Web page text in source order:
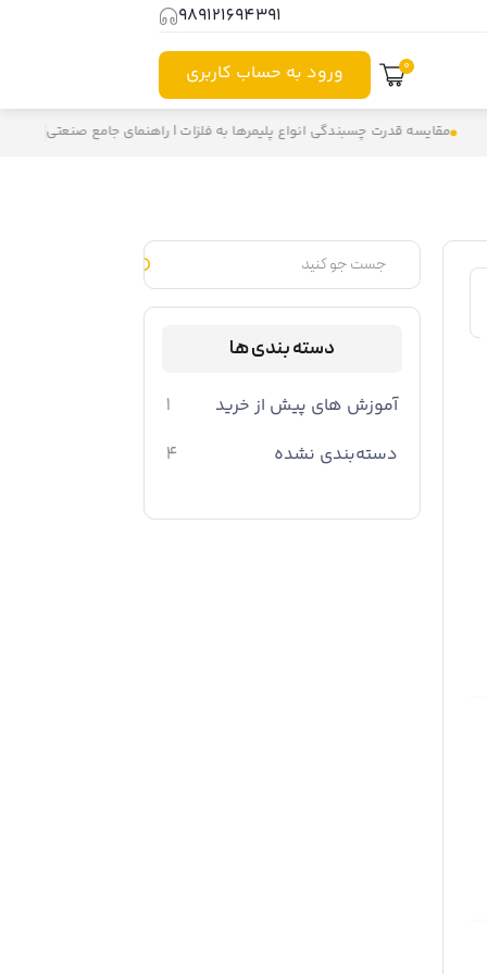
989121694391⁩
0 ورود به حساب کاربری
مقایسه قدرت چسبندگی انواع پلیمرها به فلزات | راهنمای جامع صنعتی
دسته بندی ها
آموزش های پیش از خرید 1
دسته‌بندی نشده 4